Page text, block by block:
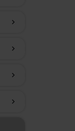
chevron_right
chevron_right
chevron_right
chevron_right